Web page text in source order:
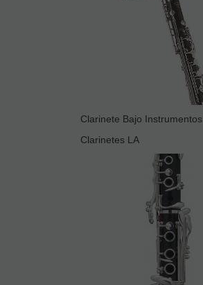
Clarinete Bajo Instrumentos
Clarinetes LA